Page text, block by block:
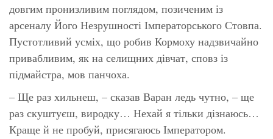
довгим пронизливим поглядом, позиченим із
арсеналу Його Незрушності Імператорського Стовпа.
Пустотливий усміх, що робив Кормоху надзвичайно
привабливим, як на селищних дівчат, сповз із
підмайстра, мов панчоха.
– Ще раз хильнеш, – сказав Варан ледь чутно, – ще
раз скуштуєш, виродку… Нехай я тільки дізнаюсь…
Краще й не пробуй, присягаюсь Імператором.